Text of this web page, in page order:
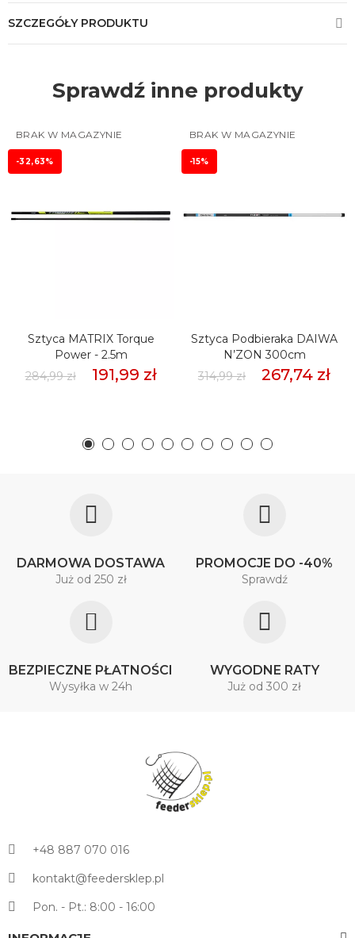
SZCZEGÓŁY PRODUKTU
Sprawdź inne produkty
BRAK W MAGAZYNIE
-32,63%
Sztyca MATRIX Torque
Power - 2.5m
284,99 zł
191,99 zł
BRAK W MAGAZYNIE
-15%
Sztyca Podbieraka DAIWA
N’ZON 300cm
314,99 zł
267,74 zł
DARMOWA DOSTAWA
Już od 250 zł
PROMOCJE DO -40%
Sprawdź
BEZPIECZNE PŁATNOŚCI
Wysyłka w 24h
WYGODNE RATY
Już od 300 zł
+48 887 070 016
kontakt@feedersklep.pl
Pon. - Pt.: 8:00 - 16:00